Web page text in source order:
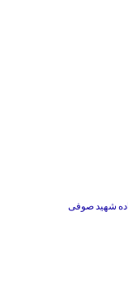
شهید صوفی